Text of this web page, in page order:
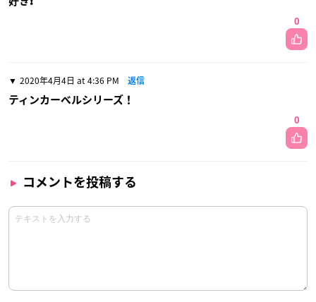
0
2020年4月4日 at 4:36 PM 返信
ティンカーベルシリーズ！
0
コメントを投稿する